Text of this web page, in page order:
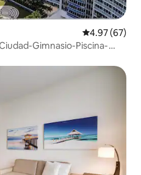
Calificación
4.97 (67)
Gimnasio-Piscina-